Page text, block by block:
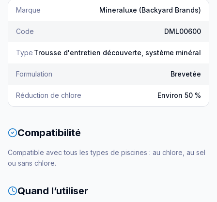
Marque Mineraluxe (Backyard Brands)
Code DML00600
Type Trousse d'entretien découverte, système minéral
Formulation Brevetée
Réduction de chlore Environ 50 %
Compatibilité
Compatible avec tous les types de piscines : au chlore, au sel
ou sans chlore.
Quand l’utiliser